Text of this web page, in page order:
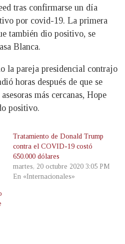
tras confirmarse un día
por covid-19. La primera
también dio positivo, se
Blanca.
la pareja presidencial contrajo
horas después de que se
más cercanas, Hope
positivo.
Tratamiento de Donald Trump
contra el COVID-19 costó
650.000 dólares
martes, 20 octubre 2020 3:05 PM
En «Internacionales»